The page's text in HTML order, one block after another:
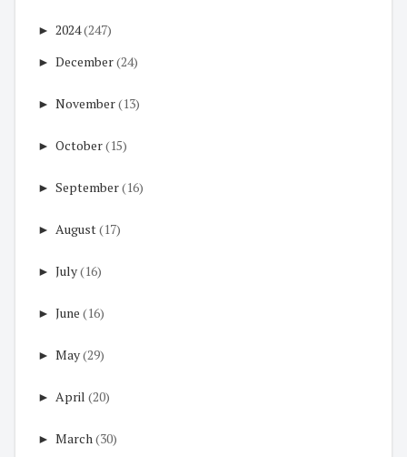
► 2024(247)
► December(24)
► November(13)
► October(15)
► September(16)
► August(17)
► July(16)
► June (16)
► May(29)
► April (20)
► March(30)